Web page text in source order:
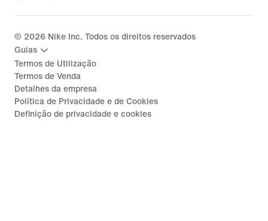
© 2026 Nike Inc. Todos os direitos reservados
Guias
Termos de Utilização
Termos de Venda
Detalhes da empresa
Política de Privacidade e de Cookies
Definição de privacidade e cookies